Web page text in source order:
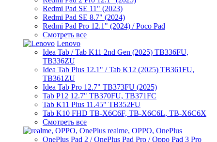
Redmi Pad SE 11" (2023)
Redmi Pad SE 8.7" (2024)
Redmi Pad Pro 12.1" (2024) / Poco Pad
Смотреть все
Lenovo
Idea Tab / Tab K11 2nd Gen (2025) TB336FU,
TB336ZU
Idea Tab Plus 12.1" / Tab K12 (2025) TB361FU,
TB361ZU
Idea Tab Pro 12.7" TB373FU (2025)
Tab P12 12.7" TB370FU, TB371FC
Tab K11 Plus 11.45" TB352FU
Tab K10 FHD TB-X6C6F, TB-X6C6L, TB-X6C6X
Смотреть все
realme, OPPO, OnePlus
OnePlus Pad 2 / OnePlus Pad Pro / Oppo Pad 3 Pro